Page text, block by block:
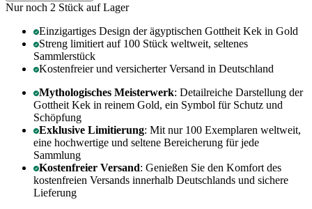
Nur noch 2 Stück auf Lager
Einzigartiges Design der ägyptischen Gottheit Kek in Gold
Streng limitiert auf 100 Stück weltweit, seltenes
Sammlerstück
Kostenfreier und versicherter Versand in Deutschland
Mythologisches Meisterwerk: Detailreiche Darstellung der
Gottheit Kek in reinem Gold, ein Symbol für Schutz und
Schöpfung
Exklusive Limitierung: Mit nur 100 Exemplaren weltweit,
eine hochwertige und seltene Bereicherung für jede
Sammlung
Kostenfreier Versand: Genießen Sie den Komfort des
kostenfreien Versands innerhalb Deutschlands und sichere
Lieferung